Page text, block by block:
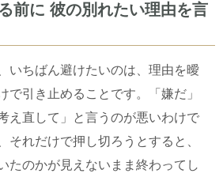
前に 彼の別れたい理由を言
いちばん避けたいのは、理由を曖
で引き止めることです。「嫌だ」
え直して」と言うのが悪いわけで
それだけで押し切ろうとすると、
たのかが見えないまま終わってし